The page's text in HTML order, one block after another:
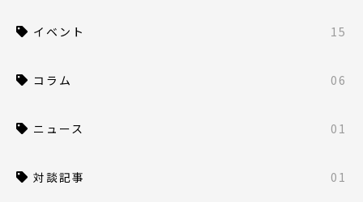
イベント 15
コラム 06
ニュース 01
対談記事 01